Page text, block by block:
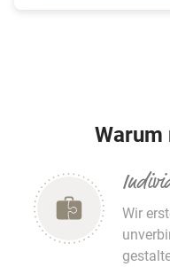
Warum
Wir